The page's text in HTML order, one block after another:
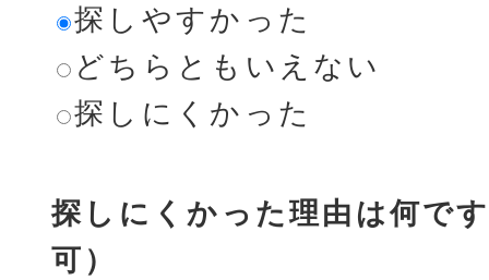
探しやすかった
どちらともいえない
探しにくかった
探しにくかった理由は何で
可）